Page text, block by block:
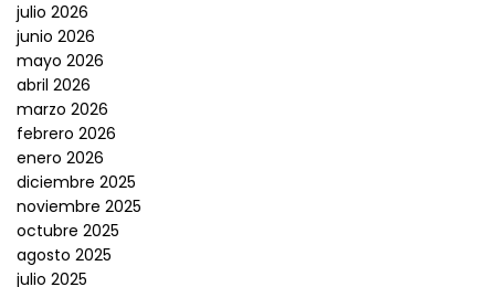
julio 2026
junio 2026
mayo 2026
abril 2026
marzo 2026
febrero 2026
enero 2026
diciembre 2025
noviembre 2025
octubre 2025
agosto 2025
julio 2025